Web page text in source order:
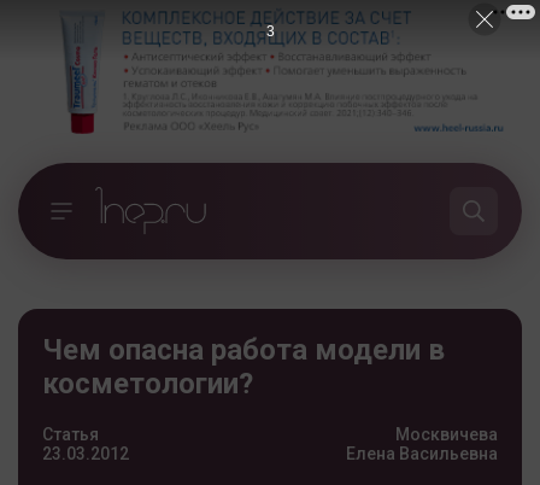
Чем опасна работа модели в
косметологии?
Статья
23.03.2012
Москвичева
Елена Васильевна
2